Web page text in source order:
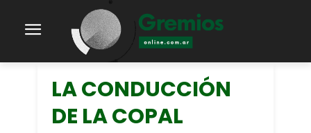
LA CONDUCCIÓN
DE LA COPAL